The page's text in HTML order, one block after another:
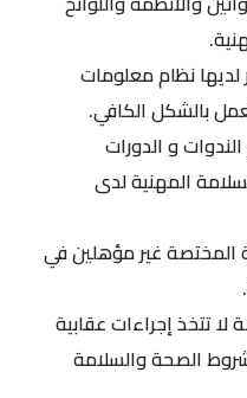
لديها نظام معلومات
بالشكل الكافي.
و الدورات
المهنية لدى
المختصة غير مؤهلين في
تتخذ إجراءات عقابية
الصحة والسلامة